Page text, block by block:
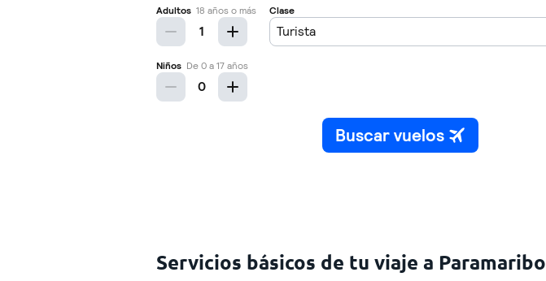
Servicios básicos de tu viaje a Paramaribo